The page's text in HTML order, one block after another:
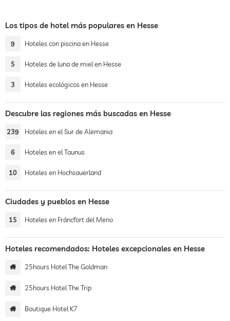
Los tipos de hotel más populares en Hesse
9 Hoteles con piscina en Hesse
5 Hoteles de luna de miel en Hesse
3 Hoteles ecológicos en Hesse
Descubre las regiones más buscadas en Hesse
239 Hoteles en el Sur de Alemania
6 Hoteles en el Taunus
10 Hoteles en Hochsauerland
Ciudades y pueblos en Hesse
15 Hoteles en Fráncfort del Meno
Hoteles recomendados: Hoteles excepcionales en Hesse
25hours Hotel The Goldman
25hours Hotel The Trip
Boutique Hotel K7